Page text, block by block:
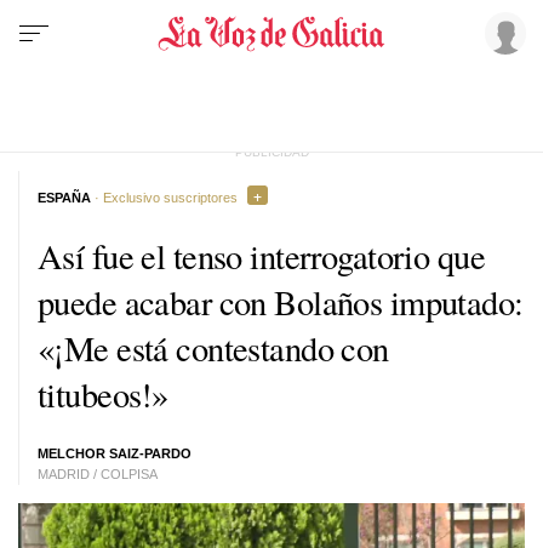
Así fue el tenso interrogatorio que
puede acabar con Bolaños imputado:
«¡Me está contestando con
titubeos!»
MELCHOR SAIZ-PARDO
MADRID / COLPISA
ESPAÑA · Exclusivo suscriptores